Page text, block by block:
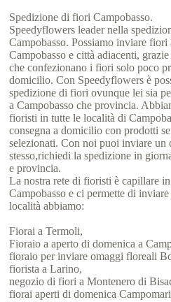
Spedizione di fiori Campobasso.
Speedyflowers leader nella
Campobasso. Possiamo inviare
Campobasso e città adiacenti,
che confezionano i fiori solo poco
domicilio. Con Speedyflowers è
spedizione di fiori ovunque lei sia
a Campobasso che provincia.
fioristi in tutte le località di
consegna a domicilio con prodotti
selezionati. Con noi puoi inviare un
stesso,richiedi la spedizione in
e provincia.
La nostra rete di fioristi è capillare
Campobasso e ci permette di
località abbiamo:
Fiorai a Termoli,
Fioraio a aperto di domenica a
fioraio per inviare omaggi floreali
fiorista a Larino,
negozio di fiori a Montenero di
fiorai aperti di domenica